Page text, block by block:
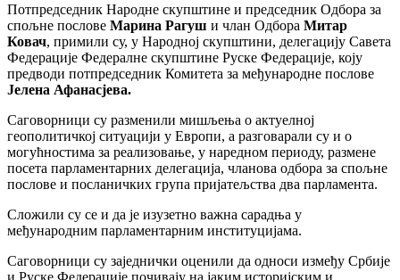
Потпредседник Народне скупштине и председник Одбора за
спољне послове Марина Рагуш и члан Одбора Митар
Ковач, примили су, у Народној скупштини, делегацију Савета
Федерације Федералне скупштине Руске Федерације, коју
предводи потпредседник Комитета за међународне послове
Јелена Афанасјева.
Саговорници су разменили мишљења о актуелној
геополитичкој ситуацији у Европи, а разговарали су и о
могућностима за реализовање, у наредном периоду, размене
посета парламентарних делегација, чланова одбора за спољне
послове и посланичких група пријатељства два парламента.
Сложили су се и да је изузетно важна сарадња у
међународним парламентарним институцијама.
Саговорници су заједнички оценили да односи између Србије
и Руске Федерације почивају на јаким историјским и